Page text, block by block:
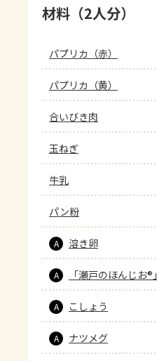
材料（2人分）
パプリカ（赤）
パプリカ（黄）
合いびき肉
玉ねぎ
牛乳
パン粉
A 溶き卵
A 「瀬戸のほんじお®」
A こしょう
A ナツメグ